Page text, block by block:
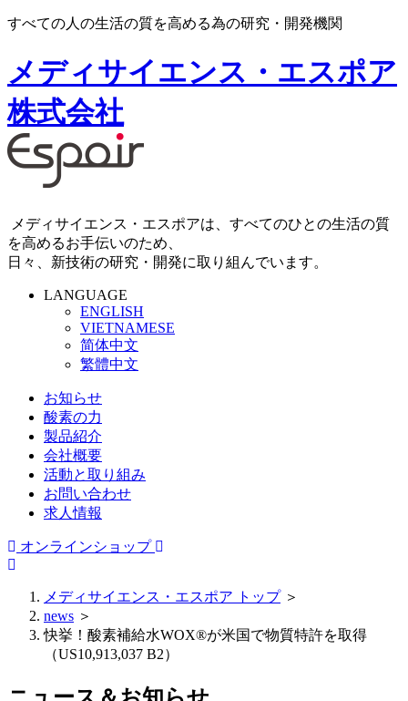
すべての人の生活の質を高める為の研究・開発機関
メディサイエンス・エスポア
株式会社
メディサイエンス・エスポアは、すべてのひとの生活の質
を高めるお手伝いのため、
日々、新技術の研究・開発に取り組んでいます。
LANGUAGE
ENGLISH
VIETNAMESE
简体中文
繁體中文
お知らせ
酸素の力
製品紹介
会社概要
活動と取り組み
お問い合わせ
求人情報
オンラインショップ
メディサイエンス・エスポア トップ＞
news ＞
快挙！酸素補給水WOX®が米国で物質特許を取得
（US10,913,037 B2）